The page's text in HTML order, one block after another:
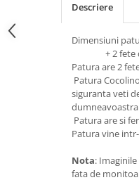
Descriere
Dimensiuni
+ 2 fete de
Patura are 2
Patura
siguranta veti
Patura are si
Patura vine
Nota:
fata de